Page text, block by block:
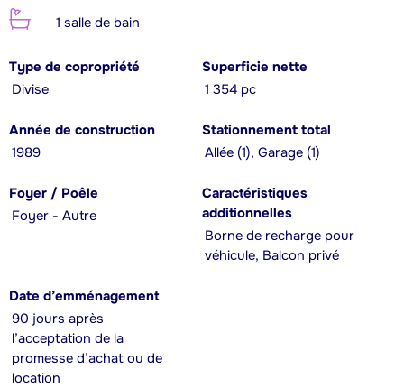
1 salle de bain
Type de copropriété
Divise
Superficie nette
1 354 pc
Année de construction
1989
Stationnement total
Allée (1), Garage (1)
Foyer / Poêle
Foyer - Autre
Caractéristiques
additionnelles
Borne de recharge pour
véhicule, Balcon privé
Date d’emménagement
90 jours après
l’acceptation de la
promesse d’achat ou de
location